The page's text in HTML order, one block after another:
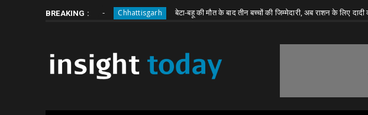
Friday, August 7 About Write for Us
BREAKING :
का एक्शन, सस्पेंड Chhattisgarh बेटा-बहू की मौत के बाद तीन बच्चों की जिम्मेदारी, अब राशन के लिए दादी की